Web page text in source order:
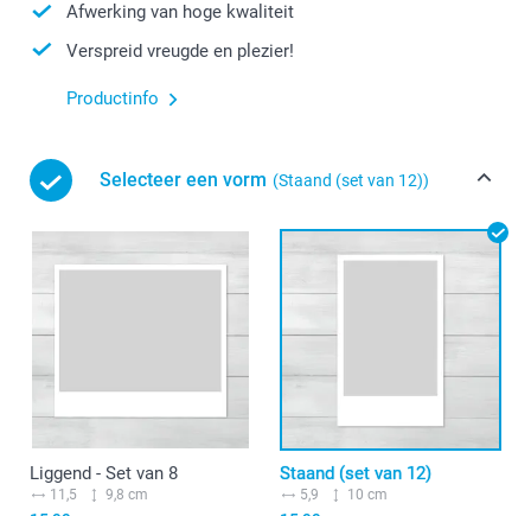
Afwerking van hoge kwaliteit
Verspreid vreugde en plezier!
Productinfo
Selecteer een vorm (Staand (set van 12))
Liggend - Set van 8
11,5 9,8 cm
Staand (set van 12)
5,9 10 cm